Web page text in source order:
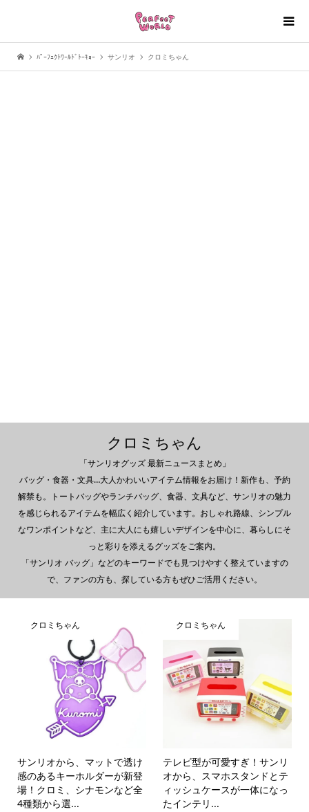
ﾊﾟｰﾌｪｸﾄﾜｰﾙﾄﾞﾄｰｷｮｰ サンリオ クロミちゃん
クロミちゃん
「サンリオグッズ 最新ニュースまとめ」
バッグ・食器・文具…大人かわいいアイテム情報をお届け！新作も、予約
解禁も。トートバッグやランチバッグ、食器、文具など、サンリオの魅力
を感じられるアイテムを幅広く紹介しています。おしゃれ路線、シンプル
なワンポイントなど、主に大人にも嬉しいデザインを中心に、暮らしにそ
っと彩りを添えるグッズをご案内。
「サンリオ バッグ」などのキーワードでも見つけやすく整えていますの
で、ファンの方も、探している方もぜひご活用ください。
クロミちゃん
サンリオから、マットで透け
感のあるキーホルダーが新登
場！クロミ、シナモンなど全
4種類から選...
クロミちゃん
テレビ型が可愛すぎ！サンリ
オから、スマホスタンドとテ
ィッシュケースが一体になっ
たインテリ...